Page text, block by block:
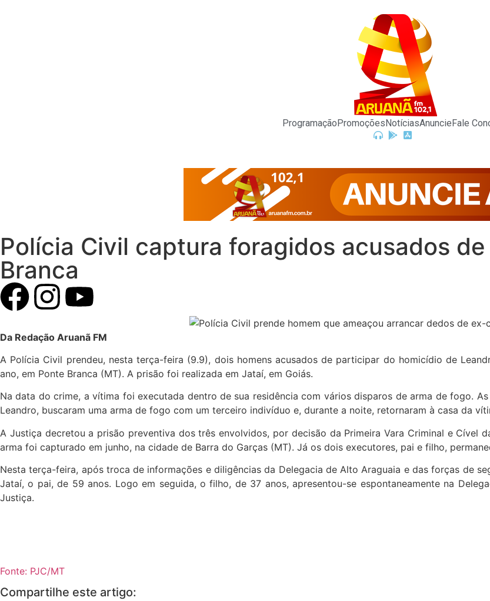
ProgramaçãoPromoçõesNotíciasAnuncieFale
Polícia Civil captura foragidos acusados
Branca
Da Redação Aruanã FM
A Polícia Civil prendeu, nesta terça-feira (9.9), dois homens acusados de participar do homicídio de
ano, em Ponte Branca (MT). A prisão foi realizada em Jataí, em Goiás.
Na data do crime, a vítima foi executada dentro de sua residência com vários disparos de arma de fogo.
Leandro, buscaram uma arma de fogo com um terceiro indivíduo e, durante a noite, retornaram à casa da
A Justiça decretou a prisão preventiva dos três envolvidos, por decisão da Primeira Vara Criminal e Cível
arma foi capturado em junho, na cidade de Barra do Garças (MT). Já os dois executores, pai e filho,
Nesta terça-feira, após troca de informações e diligências da Delegacia de Alto Araguaia e das forças de
Jataí, o pai, de 59 anos. Logo em seguida, o filho, de 37 anos, apresentou-se espontaneamente na
Justiça.
Fonte: PJC/MT
Compartilhe este artigo: